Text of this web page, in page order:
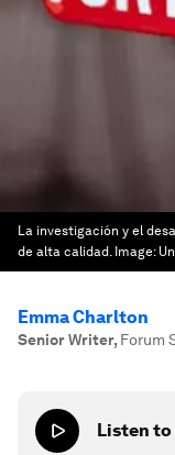
La investigación y el
de alta calidad. Image:
Emma Charlton
Senior Writer, Forum
Listen